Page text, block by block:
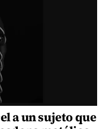
a un sujeto que